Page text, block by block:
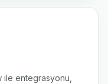
ile entegrasyonu,